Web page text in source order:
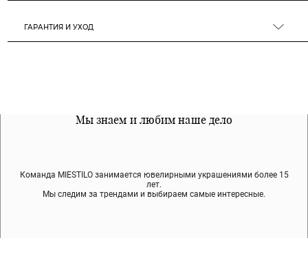
ГАРАНТИЯ И УХОД
Мы знаем и любим наше дело
Команда MIESTILO занимается ювелирными украшениями более 15
лет.
Мы следим за трендами и выбираем самые интересные.
Все наши материалы гипоалергенны
Мы используем покрытие (родий, ювелирный сплав), которое не
содержит никеля и свинца — это исключает аллергию.
Примерка перед покупкой
Во время доставки спокойно примеряйте украшения, выбирайте те,
что вам нравятся, остальные заберёт курьер.